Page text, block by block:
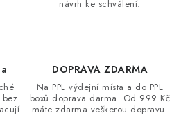
návrh ke schválení.
DOPRAVA ZDARMA
Na PPL výdejní místa a do PPL
boxů doprava darma. Od 999 Kč
máte zdarma veškerou dopravu.